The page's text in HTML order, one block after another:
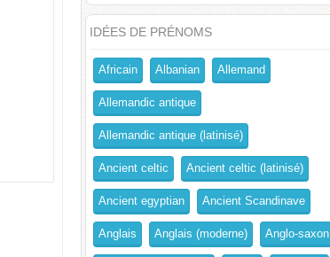
IDÉES DE PRÉNOMS
Africain Albanian Allemand
Allemandic antique
Allemandic antique (latinisé)
Ancient celtic Ancient celtic (latinisé)
Ancient egyptian Ancient Scandinave
Anglais Anglais (moderne) Anglo-saxon